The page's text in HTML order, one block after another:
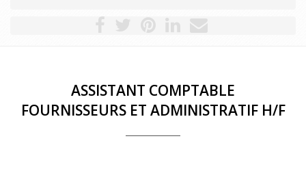
ASSISTANT COMPTABLE
FOURNISSEURS ET ADMINISTRATIF H/F